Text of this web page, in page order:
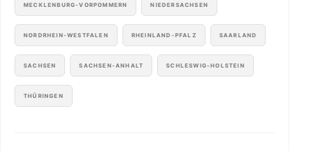
MECKLENBURG-VORPOMMERN NIEDERSACHSEN
NORDRHEIN-WESTFALEN RHEINLAND-PFALZ SAARLAND
SACHSEN SACHSEN-ANHALT SCHLESWIG-HOLSTEIN
THÜRINGEN